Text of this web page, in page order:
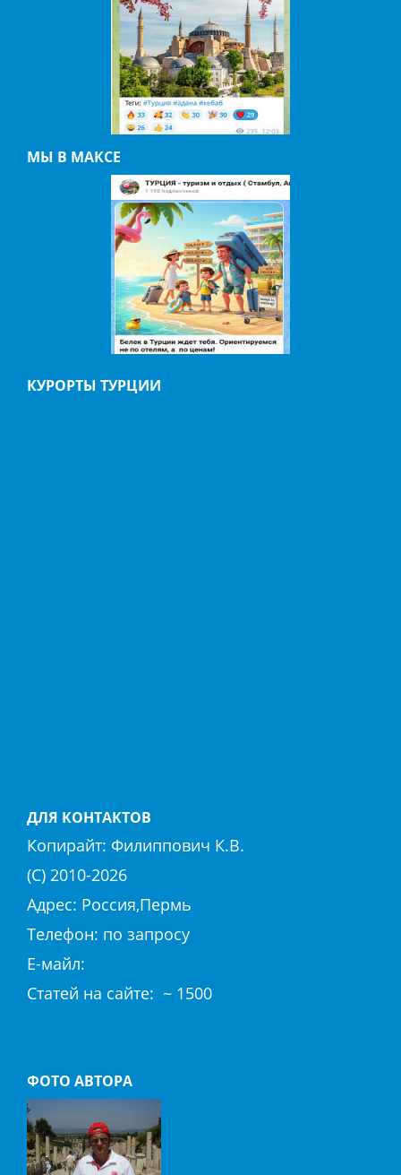
МЫ В МАКСЕ
КУРОРТЫ ТУРЦИИ
ДЛЯ КОНТАКТОВ
Копирайт: Филиппович К.В.
(С) 2010-2026
Адрес: Россия,Пермь
Телефон: по запросу
E-майл:
Cтaтeй нa caйтe: ~ 1500
ФОТО АВТОРА